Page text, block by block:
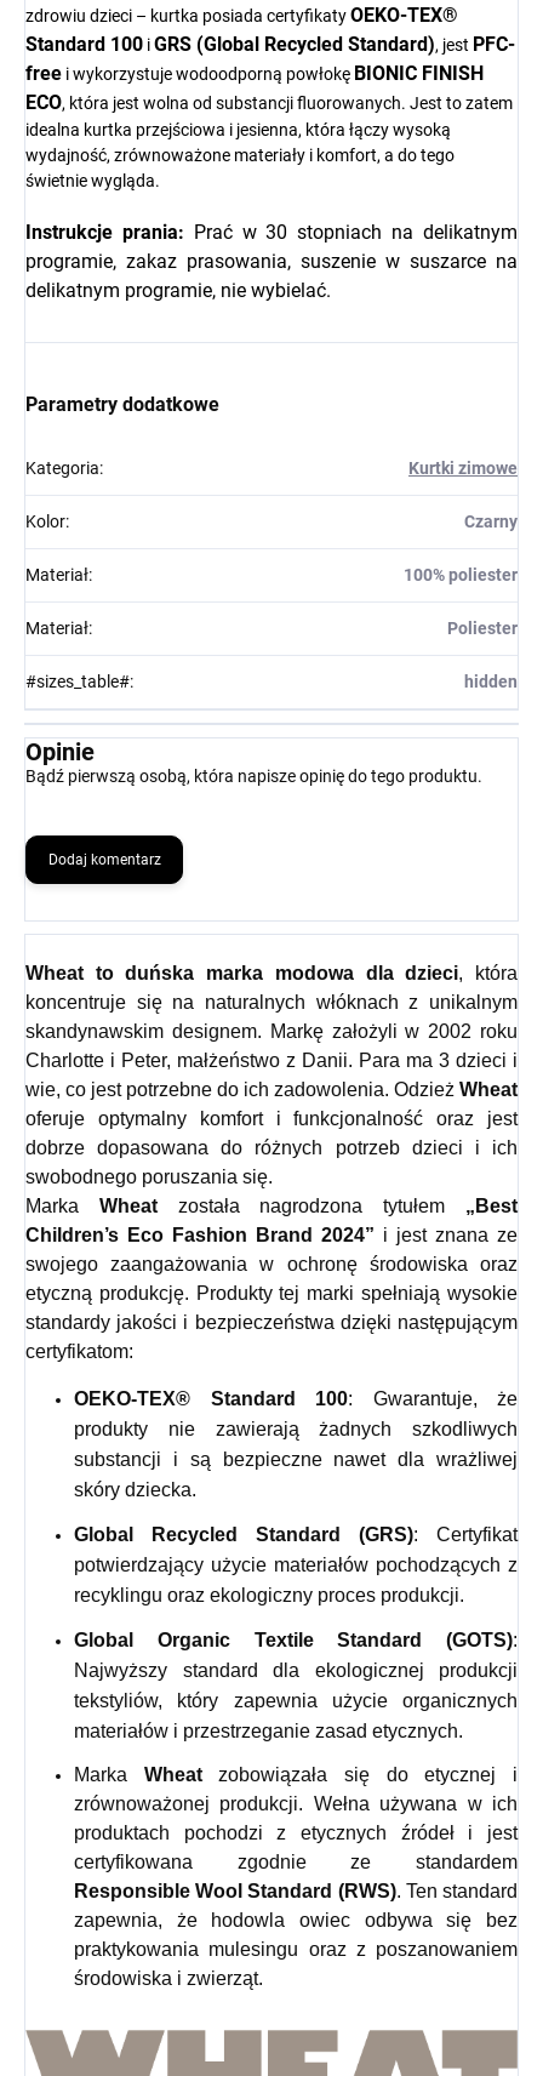
zdrowiu dzieci – kurtka posiada certyfikatyOEKO-TEX®
Standard 100 iGRS (Global Recycled Standard), jest PFC-
free i wykorzystuje wodoodporną powłokę BIONIC FINISH
ECO, która jest wolna od substancji fluorowanych. Jest to zatem
idealna kurtka przejściowa i jesienna, która łączy wysoką
wydajność, zrównoważone materiały i komfort, a do tego
świetnie wygląda.
Instrukcje prania: Prać w 30 stopniach na delikatnym
programie, zakaz prasowania, suszenie w suszarce na
delikatnym programie, nie wybielać.
Parametry dodatkowe
Kategoria: Kurtki zimowe
Kolor: Czarny
Materiał: 100% poliester
Materiał: Poliester
#sizes_table#: hidden
Opinie
Bądź pierwszą osobą, która napisze opinię do tego produktu.
Dodaj komentarz
Wheat to duńska marka modowa dla dzieci, która
koncentruje się na naturalnych włóknach z unikalnym
skandynawskim designem. Markę założyli w 2002 roku
Charlotte i Peter, małżeństwo z Danii. Para ma 3 dzieci i
wie, co jest potrzebne do ich zadowolenia. Odzież Wheat
oferuje optymalny komfort i funkcjonalność oraz jest
dobrze dopasowana do różnych potrzeb dzieci i ich
swobodnego poruszania się.
Marka Wheatzostała nagrodzona tytułem „Best
Children’s Eco Fashion Brand 2024” i jest znana ze
swojego zaangażowania w ochronę środowiska oraz
etyczną produkcję. Produkty tej marki spełniają wysokie
standardy jakości i bezpieczeństwa dzięki następującym
certyfikatom:
OEKO-TEX® Standard 100: Gwarantuje, że
produkty nie zawierają żadnych szkodliwych
substancji i są bezpieczne nawet dla wrażliwej
skóry dziecka.
Global Recycled Standard (GRS): Certyfikat
potwierdzający użycie materiałów pochodzących z
recyklingu oraz ekologiczny proces produkcji.
Global Organic Textile Standard (GOTS):
Najwyższy standard dla ekologicznej produkcji
tekstyliów, który zapewnia użycie organicznych
materiałów i przestrzeganie zasad etycznych.
Marka Wheatzobowiązała się do etycznej i
zrównoważonej produkcji. Wełna używana w ich
produktach pochodzi z etycznych źródeł i jest
certyfikowana zgodnie ze standardem
Responsible Wool Standard (RWS). Ten standard
zapewnia, że hodowla owiec odbywa się bez
praktykowania mulesingu oraz z poszanowaniem
środowiska i zwierząt.